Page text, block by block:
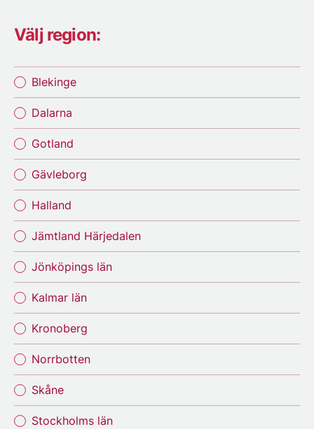
Välj region:
Blekinge
Dalarna
Gotland
Gävleborg
Halland
Jämtland Härjedalen
Jönköpings län
Kalmar län
Kronoberg
Norrbotten
Skåne
Stockholms län